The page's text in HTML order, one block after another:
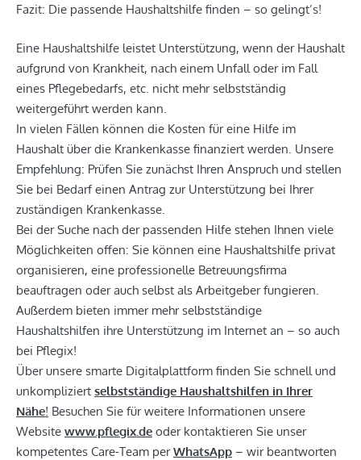
Fazit: Die passende Haushaltshilfe finden – so gelingt’s!
Eine Haushaltshilfe leistet Unterstützung, wenn der Haushalt
aufgrund von Krankheit, nach einem Unfall oder im Fall
eines Pflegebedarfs, etc. nicht mehr selbstständig
weitergeführt werden kann.
In vielen Fällen können die Kosten für eine Hilfe im
Haushalt über die Krankenkasse finanziert werden. Unsere
Empfehlung: Prüfen Sie zunächst Ihren Anspruch und stellen
Sie bei Bedarf einen Antrag zur Unterstützung bei Ihrer
zuständigen Krankenkasse.
Bei der Suche nach der passenden Hilfe stehen Ihnen viele
Möglichkeiten offen: Sie können eine Haushaltshilfe privat
organisieren, eine professionelle Betreuungsfirma
beauftragen oder auch selbst als Arbeitgeber fungieren.
Außerdem bieten immer mehr selbstständige
Haushaltshilfen ihre Unterstützung im Internet an – so auch
bei Pflegix!
Über unsere smarte Digitalplattform finden Sie schnell und
unkompliziert selbstständige Haushaltshilfen in Ihrer
Nähe! Besuchen Sie für weitere Informationen unsere
Website www.pflegix.de oder kontaktieren Sie unser
kompetentes Care-Team perWhatsApp – wir beantworten